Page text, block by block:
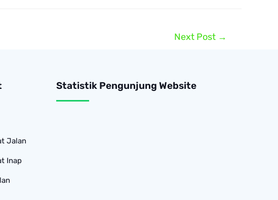
Next Post →
Jalan
Inap
Statistik Pengunjung Website